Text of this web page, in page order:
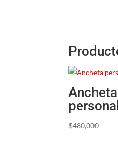
Ancheta
$480,000